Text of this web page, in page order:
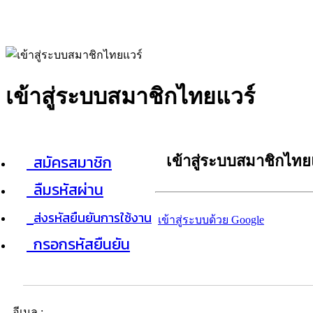
เข้าสู่ระบบสมาชิกไทยแวร์
สมัครสมาชิก
ลืมรหัสผ่าน
ส่งรหัสยืนยันการใช้งาน
กรอกรหัสยืนยัน
เข้าสู่ระบบสมาชิกไท
เข้าสู่ระบบด้วย Google